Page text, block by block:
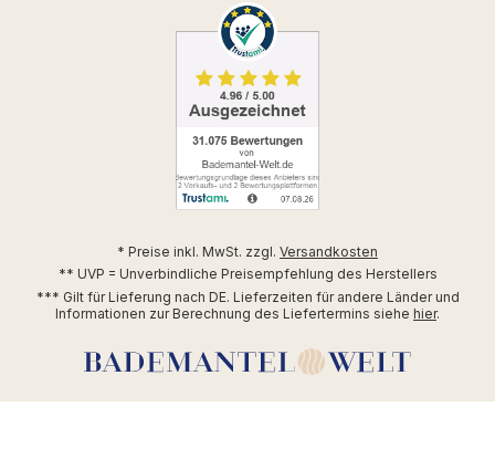
* Preise inkl. MwSt. zzgl. Versandkosten
** UVP = Unverbindliche Preisempfehlung des Herstellers
*** Gilt für Lieferung nach DE. Lieferzeiten für andere Länder und
Informationen zur Berechnung des Liefertermins siehe hier.